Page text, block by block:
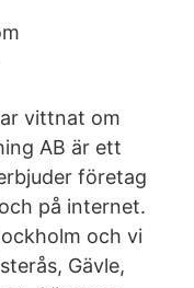
vittnat om
AB är ett
företag
på internet.
och vi
Gävle,